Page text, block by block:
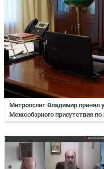
Митрополит Владимир принял
Межсоборного присутствия